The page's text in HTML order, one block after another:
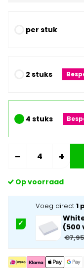
per stuk
2 stuks
4 stuks
− +
Op voorraad
Voeg direct1
(500